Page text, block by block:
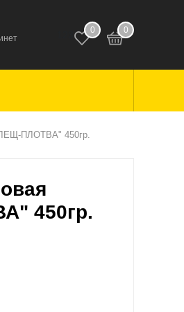
0 0
ПЛОТВА" 450гр.
450гр.